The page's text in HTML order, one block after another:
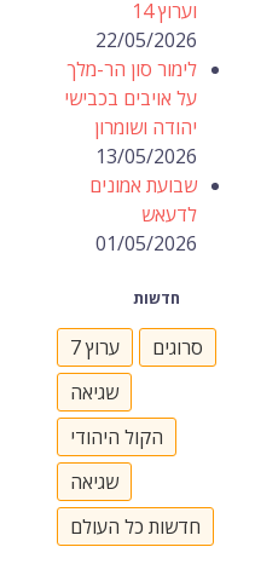
וערוץ 14
22/05/2026
לימור סון הר-מלך
על אויבים בכבישי
יהודה ושומרון
13/05/2026
שבועת אמונים
לדעאש
01/05/2026
חדשות
ערוץ 7
סרוגים
שגיאה
הקול היהודי
שגיאה
חדשות כל העולם